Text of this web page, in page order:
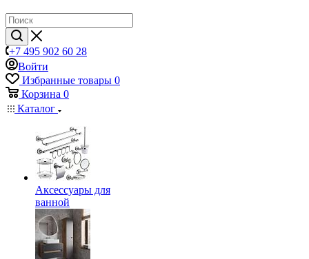
+7 495 902 60 28
Войти
Избранные товары 0
Корзина 0
Каталог
Аксессуары для
ванной